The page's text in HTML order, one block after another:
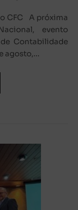
evento
Contabilidade
agosto,…